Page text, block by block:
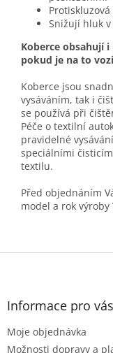
Snižují hluk
Koberce obsahují
pokud je na to
Koberce jsou
vysáváním, tak i
se používá při
Péče o textilní
pravidelné
speciálními
textilu.
Před objednáním
model a rok výroby
Z
Informace pro vás
Moje objednávka
Možnosti dopravy a